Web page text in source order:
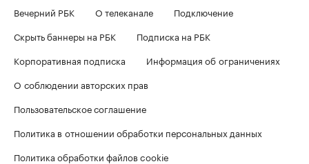
Вечерний РБК
О телеканале
Подключение
Скрыть баннеры на РБК
Подписка на РБК
Корпоративная подписка
Информация об ограничениях
О соблюдении авторских прав
Пользовательское соглашение
Политика в отношении обработки персональных данных
Политика обработки файлов cookie